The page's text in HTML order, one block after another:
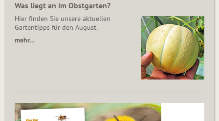
Was liegt an im Obstgarten?
Hier finden Sie unsere aktuellen
Gartentipps für den August.
mehr…